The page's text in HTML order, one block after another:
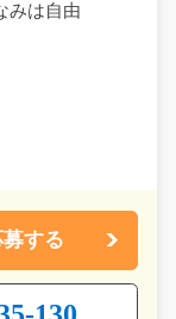
みは自由
募する